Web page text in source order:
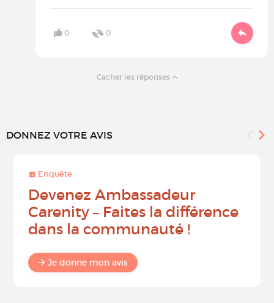
0 0
Cacher les réponses
DONNEZ VOTRE AVIS
Enquête
Devenez Ambassadeur
Carenity – Faites la différence
dans la communauté !
Je donne mon avis